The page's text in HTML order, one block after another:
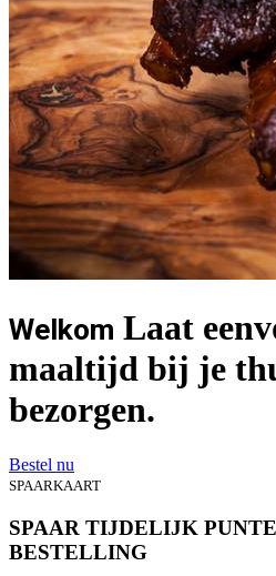
Welkom Laat
maaltijd bij je
bezorgen.
Bestel nu
SPAARKAART
SPAAR TIJDELIJK
BESTELLING